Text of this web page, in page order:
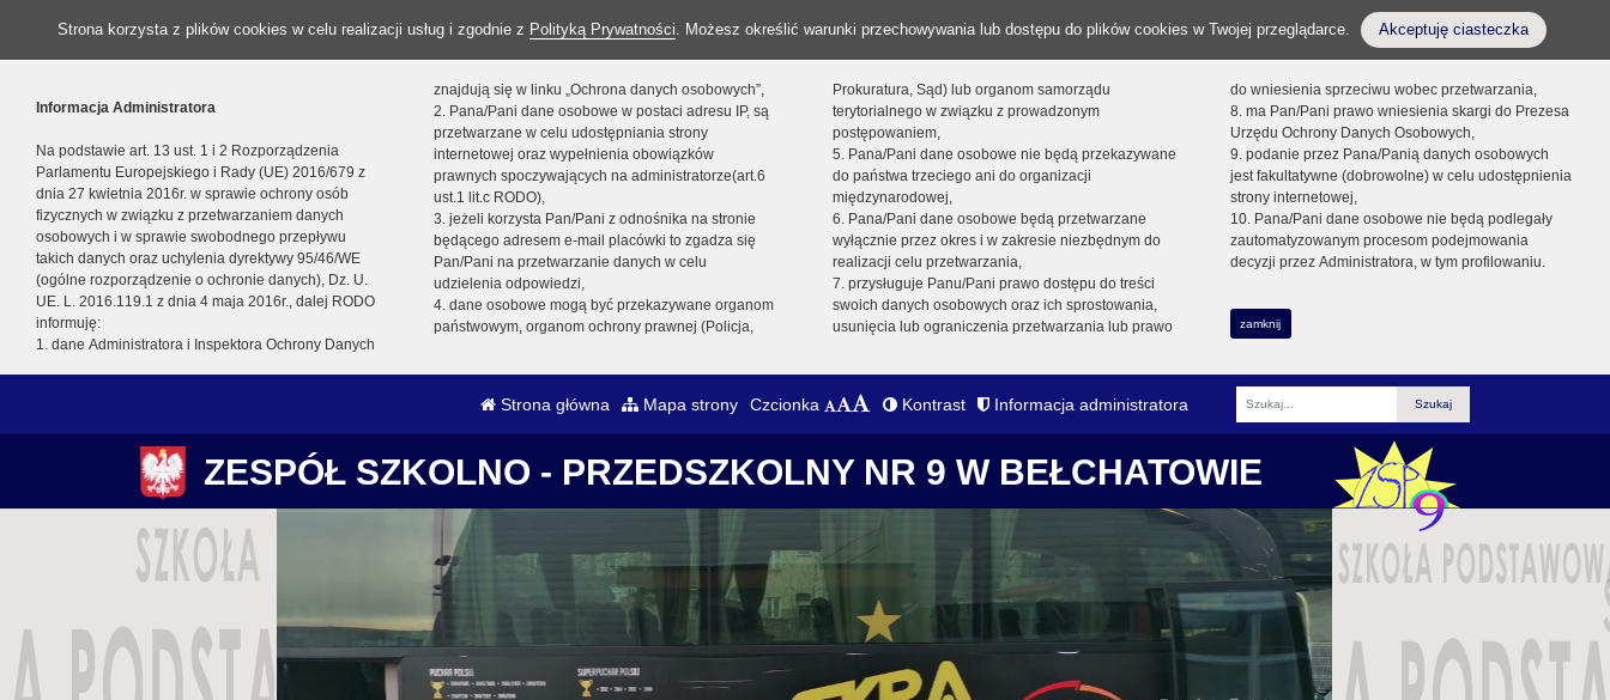
Strona korzysta z plików cookies w celu realizacji usług i zgodnie z Polityką Prywatności. Możesz określić warunki przechowywania lub dostępu do plików cookies w Twojej przeglądarce. Akceptuję ciasteczka
Informacja Administratora
Na podstawie art. 13 ust. 1 i 2 Rozporządzenia
Parlamentu Europejskiego i Rady (UE) 2016/679 z
dnia 27 kwietnia 2016r. w sprawie ochrony osób
fizycznych w związku z przetwarzaniem danych
osobowych i w sprawie swobodnego przepływu
takich danych oraz uchylenia dyrektywy 95/46/WE
(ogólne rozporządzenie o ochronie danych), Dz. U.
UE. L. 2016.119.1 z dnia 4 maja 2016r., dalej RODO
informuję:
1. dane Administratora i Inspektora Ochrony Danych
znajdują się w linku „Ochrona danych osobowych”,
2. Pana/Pani dane osobowe w postaci adresu IP, są
przetwarzane w celu udostępniania strony
internetowej oraz wypełnienia obowiązków
prawnych spoczywających na administratorze(art.6
ust.1 lit.c RODO),
3. jeżeli korzysta Pan/Pani z odnośnika na stronie
będącego adresem e-mail placówki to zgadza się
Pan/Pani na przetwarzanie danych w celu
udzielenia odpowiedzi,
4. dane osobowe mogą być przekazywane organom
państwowym, organom ochrony prawnej (Policja,
Prokuratura, Sąd) lub organom samorządu
terytorialnego w związku z prowadzonym
postępowaniem,
5. Pana/Pani dane osobowe nie będą przekazywane
do państwa trzeciego ani do organizacji
międzynarodowej,
6. Pana/Pani dane osobowe będą przetwarzane
wyłącznie przez okres i w zakresie niezbędnym do
realizacji celu przetwarzania,
7. przysługuje Panu/Pani prawo dostępu do treści
swoich danych osobowych oraz ich sprostowania,
usunięcia lub ograniczenia przetwarzania lub prawo
do wniesienia sprzeciwu wobec przetwarzania,
8. ma Pan/Pani prawo wniesienia skargi do Prezesa
Urzędu Ochrony Danych Osobowych,
9. podanie przez Pana/Panią danych osobowych
jest fakultatywne (dobrowolne) w celu udostępnienia
strony internetowej,
10. Pana/Pani dane osobowe nie będą podlegały
zautomatyzowanym procesom podejmowania
decyzji przez Administratora, w tym profilowaniu.
zamknij
Strona główna Mapa strony Czcionka Kontrast Informacja administratora
Fraza
ZESPÓŁ SZKOLNO - PRZEDSZKOLNY NR 9 W BEŁCHATOWIE